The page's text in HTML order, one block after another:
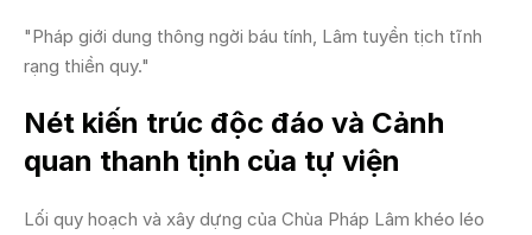
"Pháp giới dung thông ngời báu tính, Lâm tuyền tịch tĩnh
rạng thiền quy."
Nét kiến trúc độc đáo và Cảnh
quan thanh tịnh của tự viện
Lối quy hoạch và xây dựng của Chùa Pháp Lâm khéo léo